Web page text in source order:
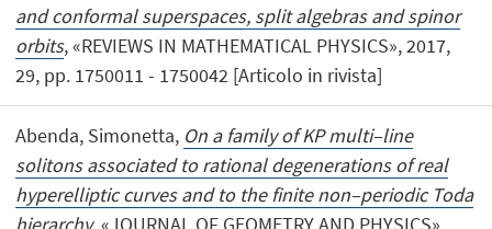
and conformal superspaces, split algebras and spinor
orbits, «REVIEWS IN MATHEMATICAL PHYSICS», 2017,
29, pp. 1750011 - 1750042 [Articolo in rivista]
Abenda, Simonetta, On a family of KP multi–line
solitons associated to rational degenerations of real
hyperelliptic curves and to the finite non–periodic Toda